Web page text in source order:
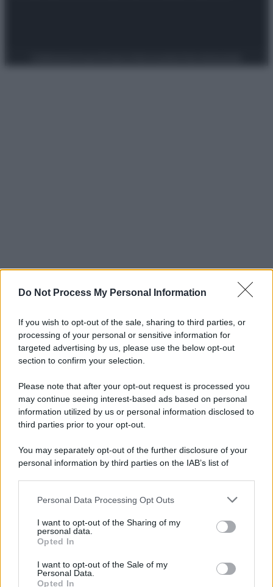
Do Not Process My Personal Information
If you wish to opt-out of the sale, sharing to third parties, or
processing of your personal or sensitive information for
targeted advertising by us, please use the below opt-out
section to confirm your selection.
Please note that after your opt-out request is processed you
may continue seeing interest-based ads based on personal
information utilized by us or personal information disclosed to
third parties prior to your opt-out.
You may separately opt-out of the further disclosure of your
personal information by third parties on the IAB’s list of
This information may also be disclosed by us to third parties
disclose it to other third parties.
Please note that this website/app uses one or more Google
services and may gather and store information including but
not limited to your visit or usage behaviour. You may click to
Personal Data Processing Opt Outs
I want to opt-out of the Sharing of my
personal data.
Opted In
I want to opt-out of the Sale of my
Personal Data.
Opted In